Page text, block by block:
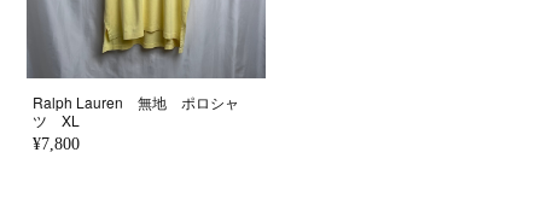
Ralph Lauren 無地 ポロシャ
ツ XL
¥7,800